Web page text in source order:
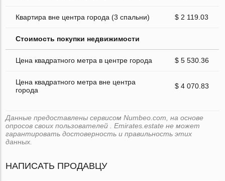
Квартира вне центра города (3 спальни) $ 2 119.03
Стоимость покупки недвижимости
Цена квадратного метра в центре города $ 5 530.36
Цена квадратного метра вне центра
города
$ 4 070.83
Данные предоставлены сервисом Numbeo.com, на основе
опросов своих пользователей . Emirates.estate не может
гарантировать достоверность и правильность этих
данных.
НАПИСАТЬ ПРОДАВЦУ